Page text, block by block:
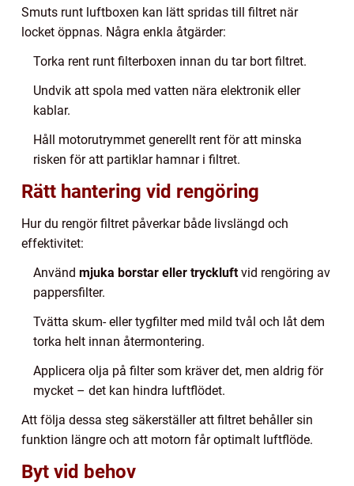
Smuts runt luftboxen kan lätt spridas till filtret när
locket öppnas. Några enkla åtgärder:
Torka rent runt filterboxen innan du tar bort filtret.
Undvik att spola med vatten nära elektronik eller
kablar.
Håll motorutrymmet generellt rent för att minska
risken för att partiklar hamnar i filtret.
Rätt hantering vid rengöring
Hur du rengör filtret påverkar både livslängd och
effektivitet:
Använd mjuka borstar eller tryckluftvid rengöring av
pappersfilter.
Tvätta skum- eller tygfilter med mild tvål och låt dem
torka helt innan återmontering.
Applicera olja på filter som kräver det, men aldrig för
mycket – det kan hindra luftflödet.
Att följa dessa steg säkerställer att filtret behåller sin
funktion längre och att motorn får optimalt luftflöde.
Byt vid behov